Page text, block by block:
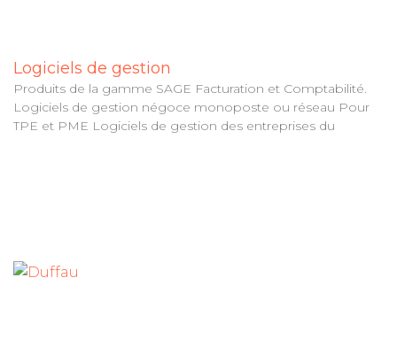
Logiciels de gestion
Produits de la gamme SAGE Facturation et Comptabilité.
Logiciels de gestion négoce monoposte ou réseau Pour
TPE et PME Logiciels de gestion des entreprises du